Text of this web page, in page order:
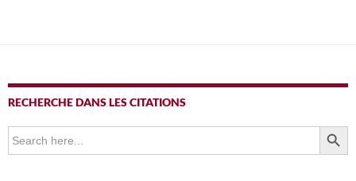
RECHERCHE DANS LES CITATIONS
Search
for:
SEARCH